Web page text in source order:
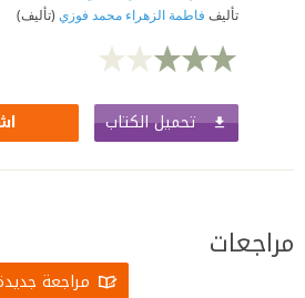
تأليف فاطمة الزهراء محمد فوزي (تأليف)
تحميل الكتاب
مراجعات
مراجعة